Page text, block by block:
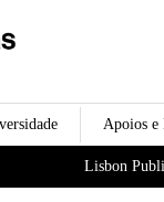
Apoios e
Lisbon